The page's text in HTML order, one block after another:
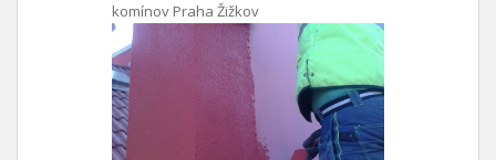
komínov Praha Žižkov